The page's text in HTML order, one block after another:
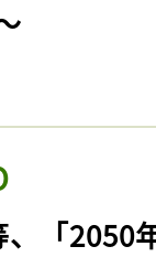
、「2050